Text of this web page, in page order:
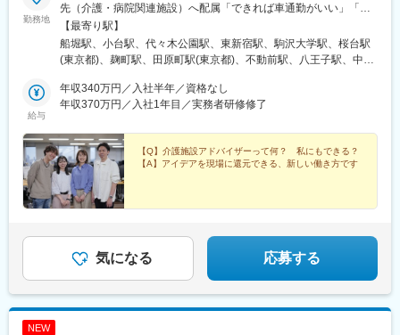
勤務地
先（介護・病院関連施設）へ配属「できれば車通勤がいい」「未
経験なので先輩スタッフと一緒に働きたい」等ご相談ください！
━━【配属エリア】━━＜1＞北海道・東北／北海道、岩手※、宮
城、福島＜2＞北関東／茨城、栃木、群馬＜3＞首都圏／東京、神
岡、岐阜＜6＞関西／大阪、京都、兵庫、和歌山、奈良※＜7＞中
四国／広島※、岡山※＜8＞九州／福岡、熊本※、長崎※、大分※、鹿
長期的に築くことができます！（※印のエリアは経験者のみ採用中
です）☆勤務地住所は一例となります。━━【転居希望者向けの
働き方も】━━将来的に地元を離れたい方は、半年ほど地元勤務
後、東京神奈川など首都圏への転勤も可能！移住支援制度（費用
会社負担）もあり、早期キャリアアップも見込めます！
【最寄り駅】
船堀駅、小台駅、代々木公園駅、東新宿駅、駒沢大学駅、桜台駅
(東京都)、麹町駅、田原町駅(東京都)、不動前駅、八王子駅、中野
駅(函館本線)、新道東駅、西２８丁目駅、郡山駅(福島県)、愛子
駅、北仙台駅、泉中央駅、作並駅、境町駅、高崎駅、東武宇都宮
駅、和光市駅、岩槻駅、志久駅、戸塚安行駅、久喜駅、浜野駅、
六実駅、常盤平駅、みどり台駅、柏駅、小机駅、古淵駅、高座渋
谷駅、横浜駅、辻堂駅、淵野辺駅、いずみ中央駅、越後赤塚駅、
新潟駅、見附駅、名鉄岐阜駅、松本駅、積志駅、東静岡駅、桜橋
駅(静岡県)、小垣江駅、北新川駅、神領駅、名鉄名古屋駅、小野駅
駅、神宮丸太町駅、古市駅(大阪府)、大日駅、門真南駅、瑞光四丁
目駅、星ケ丘駅(大阪府)、城北公園通駅、南巽駅、崇禅寺駅、尼崎
駅(阪神線)、山陽天満駅、加古川駅、新神戸駅、住吉駅(兵庫県・
東海道)、香櫨園駅、中山寺駅、大久保駅(兵庫県)、舞子公園駅、
六甲駅、富雄駅、横川駅、小網町駅、吉塚駅、茶山駅(福岡県)、九
給与
年収340万円／入社半年／資格なし
年収370万円／入社1年目／実務者研修修了
【Q】介護施設アドバイザーって何？ 私にもできる？
【A】アイデアを現場に還元できる、新しい働き方です
気になる 応募する
NEW